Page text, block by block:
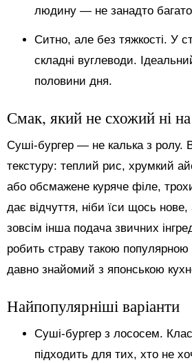
людину — не занадто
Ситно, але без тяжкості. У
складні вуглеводи.
половини дня.
Смак, який не схожий ні
Суші-бургер — не калька з ролу.
текстуру: теплий рис, хрумкий
або обсмажене куряче філе,
дає відчуття, ніби їси щось
зовсім інша подача звичних
робить страву такою
давно знайомий з японською
Найпопулярніші варіанти
Суші-бургер з лососем.
підходить для тих, хто не